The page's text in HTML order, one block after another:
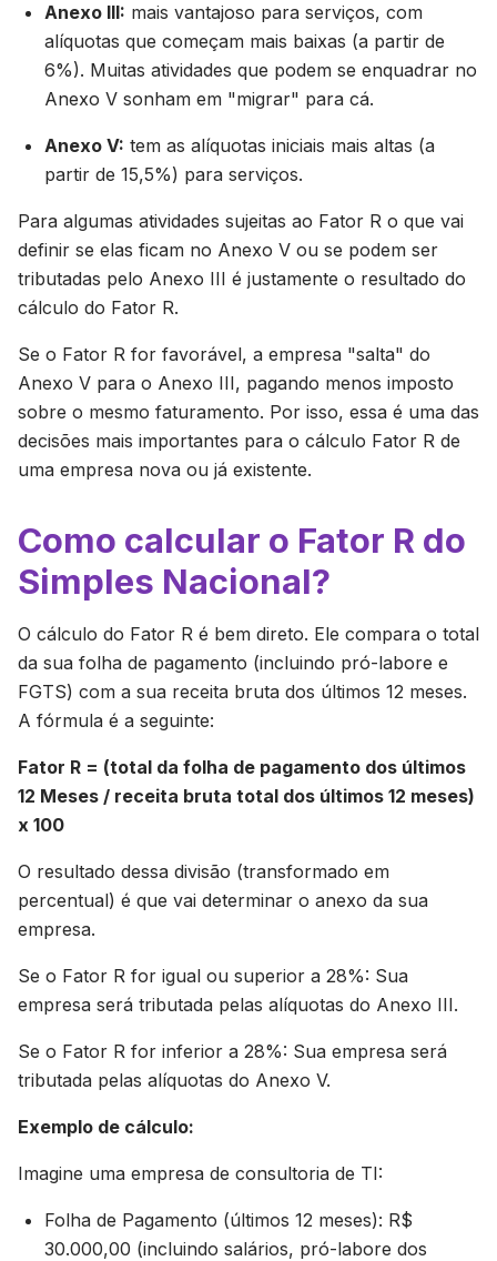
Anexo III: mais vantajoso para serviços, com
alíquotas que começam mais baixas (a partir de
6%). Muitas atividades que podem se enquadrar no
Anexo V sonham em "migrar" para cá.
Anexo V: tem as alíquotas iniciais mais altas (a
partir de 15,5%) para serviços.
Para algumas atividades sujeitas ao Fator R o que vai
definir se elas ficam no Anexo V ou se podem ser
tributadas pelo Anexo III é justamente o resultado do
cálculo do Fator R.
Se o Fator R for favorável, a empresa "salta" do
Anexo V para o Anexo III, pagando menos imposto
sobre o mesmo faturamento. Por isso, essa é uma das
decisões mais importantes para o cálculo Fator R de
uma empresa nova ou já existente.
Como calcular o Fator R do
Simples Nacional?
O cálculo do Fator R é bem direto. Ele compara o total
da sua folha de pagamento (incluindo pró-labore e
FGTS) com a sua receita bruta dos últimos 12 meses.
A fórmula é a seguinte:
Fator R = (total da folha de pagamento dos últimos
12 Meses / receita bruta total dos últimos 12 meses)
x 100
O resultado dessa divisão (transformado em
percentual) é que vai determinar o anexo da sua
empresa.
Se o Fator R for igual ou superior a 28%: Sua
empresa será tributada pelas alíquotas do Anexo III.
Se o Fator R for inferior a 28%: Sua empresa será
tributada pelas alíquotas do Anexo V.
Exemplo de cálculo:
Imagine uma empresa de consultoria de TI:
Folha de Pagamento (últimos 12 meses): R$
30.000,00 (incluindo salários, pró-labore dos